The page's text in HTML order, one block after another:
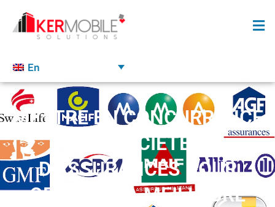
En
METTRE EN CONCURRENCE
LES SOCIÉTÉS
D’ASSURANCES POUR
OBTENIR LA MEILLEURE